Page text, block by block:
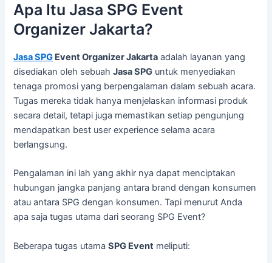
Apa Itu Jasa SPG Event
Organizer Jakarta?
Jasa SPG Event Organizer Jakarta adalah layanan yang
disediakan oleh sebuahJasa SPG untuk menyediakan
tenaga promosi yang berpengalaman dalam sebuah acara.
Tugas mereka tidak hanya menjelaskan informasi produk
secara detail, tetapi juga memastikan setiap pengunjung
mendapatkan best user experience selama acara
berlangsung.
Pengalaman ini lah yang akhir nya dapat menciptakan
hubungan jangka panjang antara brand dengan konsumen
atau antara SPG dengan konsumen. Tapi menurut Anda
apa saja tugas utama dari seorang SPG Event?
Beberapa tugas utamaSPG Event meliputi: